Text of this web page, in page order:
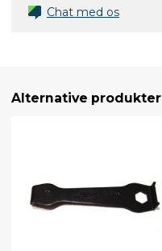
Chat med os
Alternative produkter